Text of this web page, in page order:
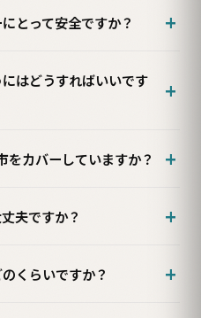
とって安全ですか？
はどうすればいいです
カバーしていますか？
夫ですか？
くらいですか？